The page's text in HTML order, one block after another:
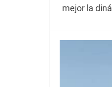
mejor la